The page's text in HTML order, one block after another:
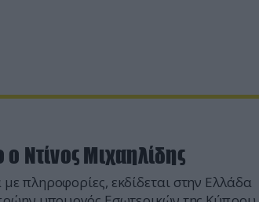
Ντίνος Μιχαηλίδης
πληροφορίες, εκδίδεται στην Ελλάδα